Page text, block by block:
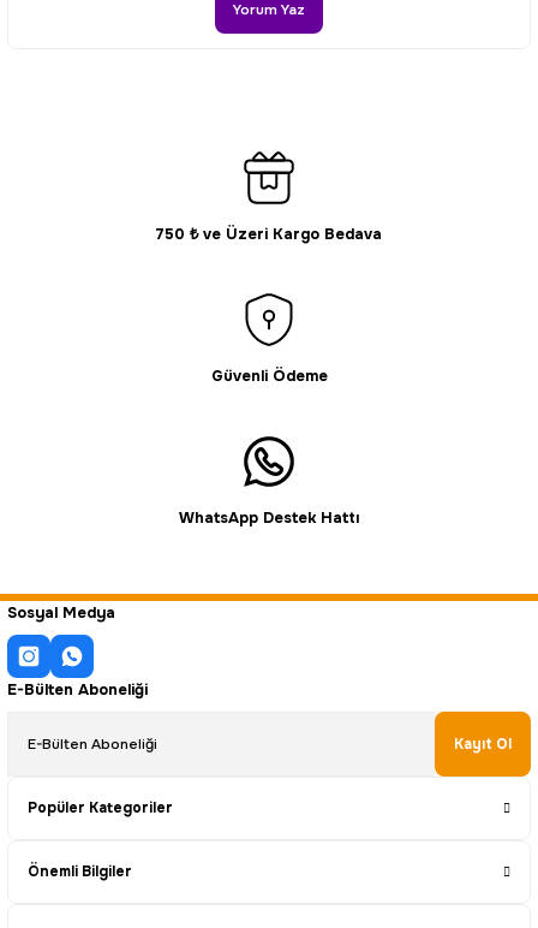
Ürün bilgilerinde hatalar bulunuyor.
Gönder
Yorum Yaz
750 ₺ ve Üzeri Kargo Bedava
Güvenli Ödeme
WhatsApp Destek Hattı
Sosyal Medya
E-Bülten Aboneliği
Kayıt Ol
Popüler Kategoriler
Önemli Bilgiler